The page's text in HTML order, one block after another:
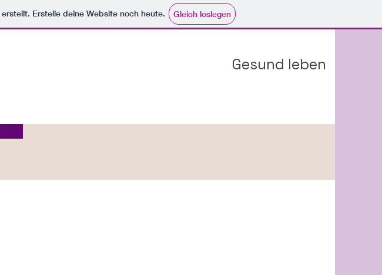
erstellt. Erstelle deine Website noch heute. Gleich loslegen
Gesund leben